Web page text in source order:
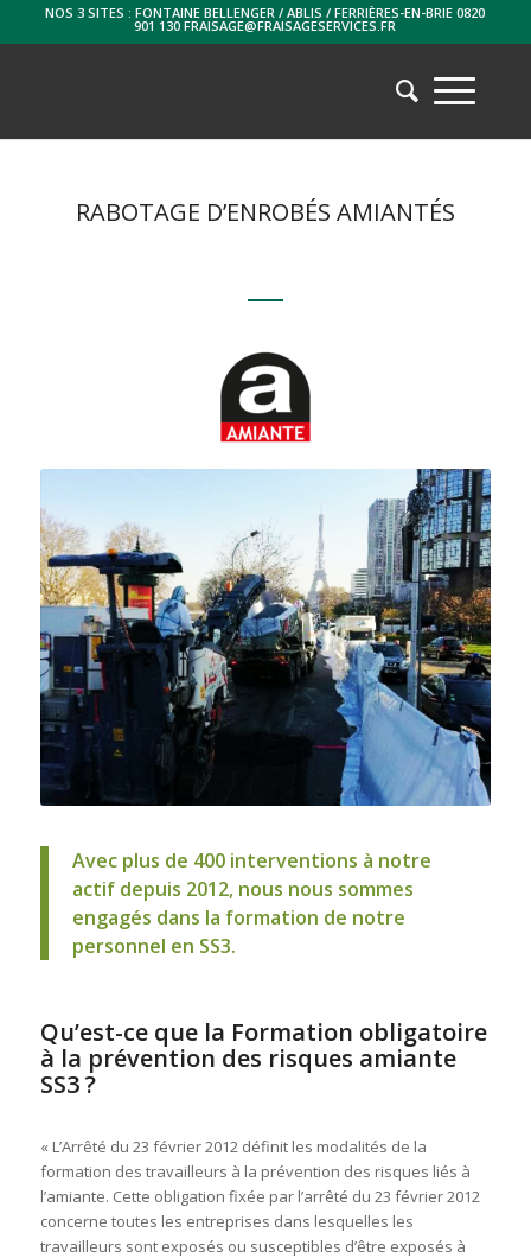
NOS 3 SITES : FONTAINE BELLENGER / ABLIS / FERRIÈRES-EN-BRIE 0820
901 130 FRAISAGE@FRAISAGESERVICES.FR
RABOTAGE D’ENROBÉS AMIANTÉS
Avec plus de 400 interventions à notre
actif depuis 2012, nous nous sommes
engagés dans la formation de notre
personnel en SS3.
Qu’est-ce que la Formation obligatoire
à la prévention des risques amiante
SS3 ?
« L’Arrêté du 23 février 2012 définit les modalités de la
formation des travailleurs à la prévention des risques liés à
l’amiante. Cette obligation fixée par l’arrêté du 23 février 2012
concerne toutes les entreprises dans lesquelles les
travailleurs sont exposés ou susceptibles d’être exposés à